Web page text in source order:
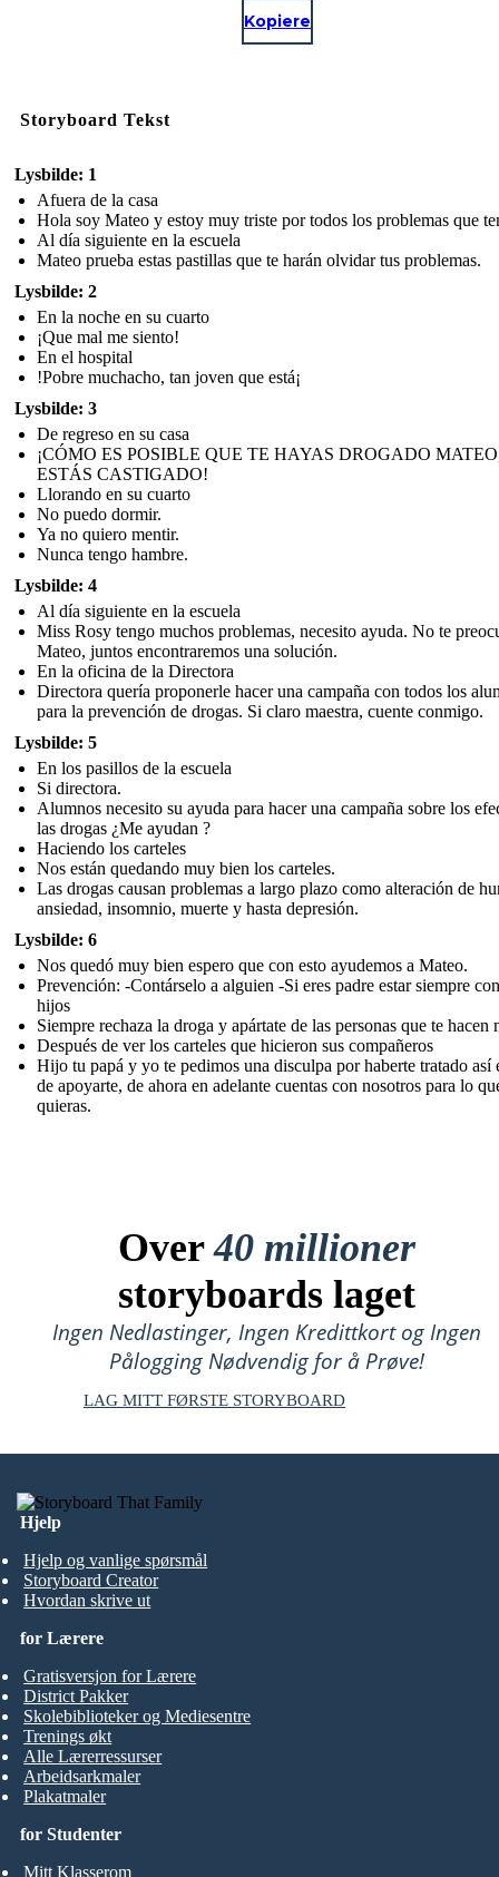
Kopiere
Storyboard Tekst
Lysbilde: 1
Afuera de la casa
Hola soy Mateo y estoy muy triste por todos los problemas que
Al día siguiente en la escuela
Mateo prueba estas pastillas que te harán olvidar tus problemas.
Lysbilde: 2
En la noche en su cuarto
¡Que mal me siento!
En el hospital
!Pobre muchacho, tan joven que está¡
Lysbilde: 3
De regreso en su casa
¡CÓMO ES POSIBLE QUE TE HAYAS DROGADO
ESTÁS CASTIGADO!
Llorando en su cuarto
No puedo dormir.
Ya no quiero mentir.
Nunca tengo hambre.
Lysbilde: 4
Al día siguiente en la escuela
Miss Rosy tengo muchos problemas, necesito ayuda. No te
Mateo, juntos encontraremos una solución.
En la oficina de la Directora
Directora quería proponerle hacer una campaña con todos los
para la prevención de drogas. Si claro maestra, cuente conmigo.
Lysbilde: 5
En los pasillos de la escuela
Si directora.
Alumnos necesito su ayuda para hacer una campaña sobre los
las drogas ¿Me ayudan ?
Haciendo los carteles
Nos están quedando muy bien los carteles.
Las drogas causan problemas a largo plazo como alteración de
ansiedad, insomnio, muerte y hasta depresión.
Lysbilde: 6
Nos quedó muy bien espero que con esto ayudemos a Mateo.
Prevención: -Contárselo a alguien -Si eres padre estar siempre
hijos
Siempre rechaza la droga y apártate de las personas que te hacen
Después de ver los carteles que hicieron sus compañeros
Hijo tu papá y yo te pedimos una disculpa por haberte tratado así
de apoyarte, de ahora en adelante cuentas con nosotros para lo
quieras.
Over40 millioner
storyboards laget
Ingen Nedlastinger, Ingen Kredittkort og Ingen
Pålogging Nødvendig for å Prøve!
LAG MITT FØRSTE STORYBOARD
Hjelp
Hjelp og vanlige spørsmål
Storyboard Creator
Hvordan skrive ut
for Studenter
Mitt Klasserom
for Lærere
Gratisversjon for Lærere
District Pakker
Skolebiblioteker og Mediesentre
Trenings økt
Alle Lærerressurser
Arbeidsarkmaler
Plakatmaler